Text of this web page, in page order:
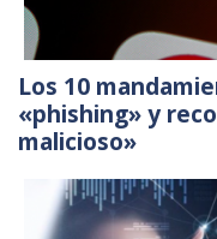
Los 10
«phishing» y
malicioso»